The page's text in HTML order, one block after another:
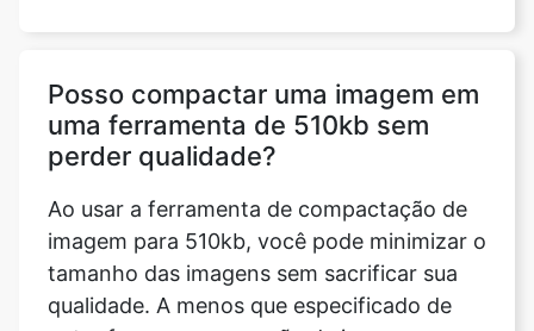
Ao usar a ferramenta de compactação de
imagem para 510kb, você pode minimizar o
tamanho das imagens sem sacrificar sua
qualidade. A menos que especificado de
outra forma, a proporção da imagem
expandida será a mesma da imagem
original.